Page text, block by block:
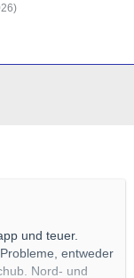
)
und teuer.
entweder
Nord- und